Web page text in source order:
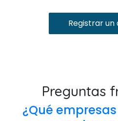
Registrar
Preguntas
¿Qué